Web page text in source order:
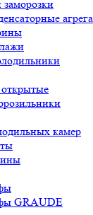
камер
GRAUDE